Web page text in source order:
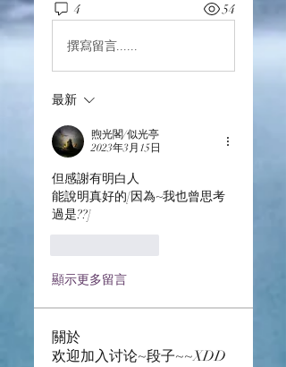
4 54
撰寫留言......
最新
煦光閣/似光亭
2023年3月15日
但感謝有明白人
能說明真好的[因為~我也曾思考
過是??]
顯示更多留言
關於
欢迎加入讨论~段子~~XDD